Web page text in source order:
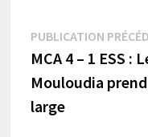
Navigation
de
l’article
PUBLICATION
MCA 4 – 1 ESS :
Mouloudia
large